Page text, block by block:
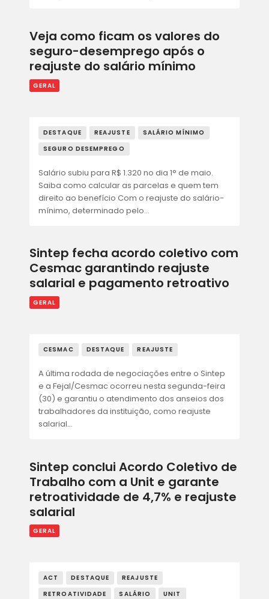
Veja como ficam os valores do
seguro-desemprego após o
reajuste do salário mínimo
GERAL
DESTAQUE REAJUSTE
SALÁRIO MÍNIMO
SEGURO DESEMPREGO
Salário subiu para R$ 1.320 no dia 1° de maio.
Saiba como calcular as parcelas e quem tem
direito ao benefício Com o reajuste do salário-
mínimo, determinado pelo…
Sintep fecha acordo coletivo com
Cesmac garantindo reajuste
salarial e pagamento retroativo
GERAL
CESMAC DESTAQUE REAJUSTE
A última rodada de negociações entre o Sintep
e a Fejal/Cesmac ocorreu nesta segunda-feira
(30) e garantiu o atendimento dos anseios dos
trabalhadores da instituição, como reajuste
salarial…
Sintep conclui Acordo Coletivo de
Trabalho com a Unit e garante
retroatividade de 4,7% e reajuste
salarial
GERAL
ACT DESTAQUE
REAJUSTE
RETROATIVIDADE
SALÁRIO UNIT